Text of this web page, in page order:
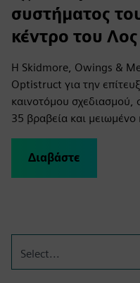
συστήματος
κέντρο του
Η Skidmore, Owings &
Optistruct για την
καινοτόμου σχεδιασμού,
35 βραβεία και μειωμένο
Διαβάστε
Select...